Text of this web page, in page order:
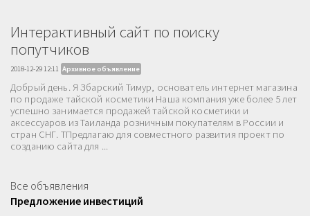
Интерактивный сайт по поиску
попутчиков
2018-12-29 12:11 Архивное объявление
Добрый день. Я Збарский Тимур, основатель интернет магазина
по продаже тайской косметики Наша компания уже более 5 лет
успешно занимается продажей тайской косметики и
аксессуаров из Таиланда розничным покупателям в России и
стран СНГ. ТПредлагаю для совместного развития проект по
созданию сайта для ...
Все объявления
Предложение инвестиций